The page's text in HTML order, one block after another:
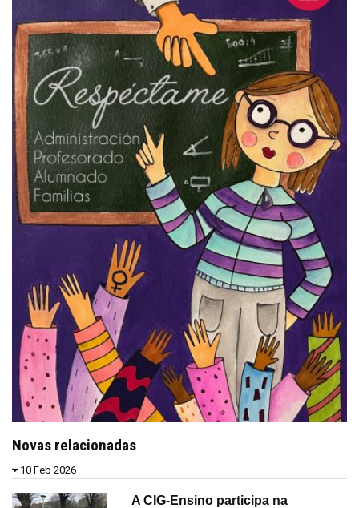
Novas relacionadas
10 Feb 2026
A CIG-Ensino participa na